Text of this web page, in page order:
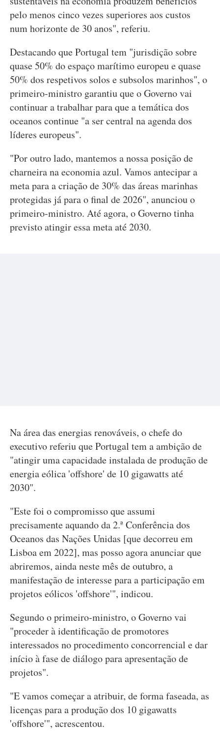
pelo menos cinco vezes superiores aos custos
num horizonte de 30 anos", referiu.
Destacando que Portugal tem "jurisdição sobre
quase 50% do espaço marítimo europeu e quase
50% dos respetivos solos e subsolos marinhos", o
primeiro-ministro garantiu que o Governo vai
continuar a trabalhar para que a temática dos
oceanos continue "a ser central na agenda dos
líderes europeus".
"Por outro lado, mantemos a nossa posição de
charneira na economia azul. Vamos antecipar a
meta para a criação de 30% das áreas marinhas
protegidas já para o final de 2026", anunciou o
primeiro-ministro. Até agora, o Governo tinha
previsto atingir essa meta até 2030.
Na área das energias renováveis, o chefe do
executivo referiu que Portugal tem a ambição de
"atingir uma capacidade instalada de produção de
energia eólica 'offshore' de 10 gigawatts até
2030".
"Este foi o compromisso que assumi
precisamente aquando da 2.ª Conferência dos
Oceanos das Nações Unidas [que decorreu em
Lisboa em 2022], mas posso agora anunciar que
abriremos, ainda neste mês de outubro, a
manifestação de interesse para a participação em
projetos eólicos 'offshore'", indicou.
Segundo o primeiro-ministro, o Governo vai
"proceder à identificação de promotores
interessados no procedimento concorrencial e dar
início à fase de diálogo para apresentação de
projetos".
"E vamos começar a atribuir, de forma faseada, as
licenças para a produção dos 10 gigawatts
'offshore'", acrescentou.